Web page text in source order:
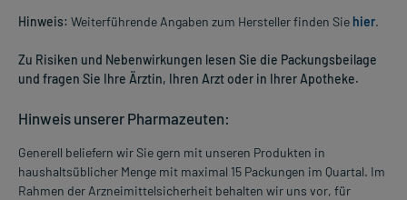
Hinweis: Weiterführende Angaben zum Hersteller finden Sie hier.
Zu Risiken und Nebenwirkungen lesen Sie die Packungsbeilage
und fragen Sie Ihre Ärztin, Ihren Arzt oder in Ihrer Apotheke.
Hinweis unserer Pharmazeuten:
Generell beliefern wir Sie gern mit unseren Produkten in
haushaltsüblicher Menge mit maximal 15 Packungen im Quartal. Im
Rahmen der Arzneimittelsicherheit behalten wir uns vor, für